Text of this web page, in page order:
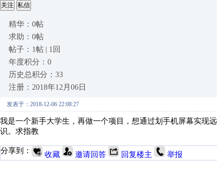
关注 私信
精华：0帖
求助：0帖
帖子：1帖 | 1回
年度积分：0
历史总积分：33
注册：2018年12月06日
发表于：2018-12-06 22:08:27
我是一个新手大学生，再做一个项目，想通过划手机屏幕实现
识。求指教
分享到： 收藏 邀请回答 回复楼主 举报